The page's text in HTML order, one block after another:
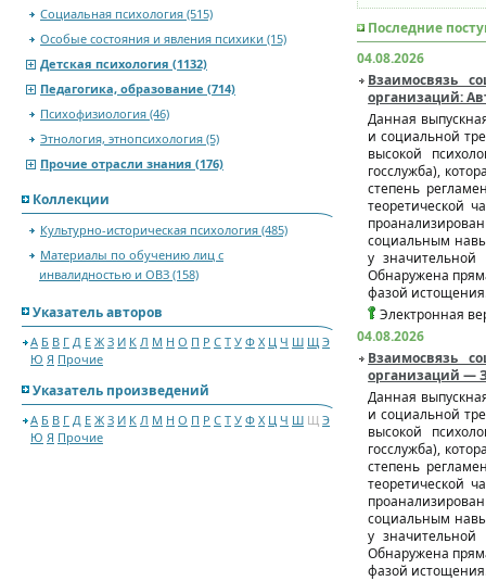
Социальная психология (515)
Особые состояния и явления психики (15)
Детская психология (1132)
Педагогика, образование (714)
Психофизиология (46)
Этнология, этнопсихология (5)
Прочие отрасли знания (176)
Коллекции
Культурно-историческая психология (485)
Материалы по обучению лиц с
инвалидностью и ОВЗ (158)
Указатель авторов
А Б В Г Д Е Ж З И К Л М Н О П Р С Т У Ф Х Ц Ч Ш Щ Э
Ю Я Прочие
Указатель произведений
А Б В Г Д Е Ж З И К Л М Н О П Р С Т У Ф Х Ц Ч Ш Щ Э
Ю Я Прочие
Последние
04.08.2026
Взаимосвязь
организаций:
Данная
и социальной
высокой
госслужба),
степень
теоретической
социальным
у значительной
Обнаружена
фазой
Электронная
04.08.2026
Взаимосвязь
организаций —
Данная
и социальной
высокой
госслужба),
степень
теоретической
социальным
у значительной
Обнаружена
фазой